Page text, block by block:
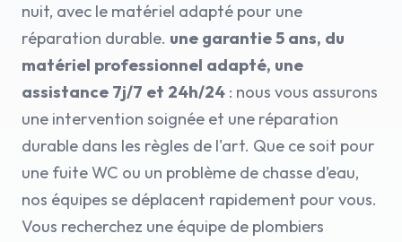
nuit, avec le matériel adapté pour une
réparation durable. une garantie 5 ans, du
matériel professionnel adapté, une
assistance 7j/7 et 24h/24 : nous vous assurons
une intervention soignée et une réparation
durable dans les règles de l'art. Que ce soit pour
une fuite WC ou un problème de chasse d’eau,
nos équipes se déplacent rapidement pour vous.
Vous recherchez une équipe de plombiers